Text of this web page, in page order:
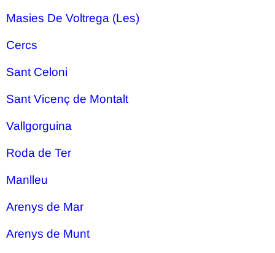
Masies De Voltrega (Les)
Cercs
Sant Celoni
Sant Vicenç de Montalt
Vallgorguina
Roda de Ter
Manlleu
Arenys de Mar
Arenys de Munt